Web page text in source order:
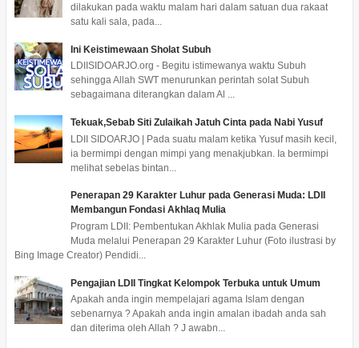
dilakukan pada waktu malam hari dalam satuan dua rakaat
satu kali sala, pada...
Ini Keistimewaan Sholat Subuh
LDIISIDOARJO.org - Begitu istimewanya waktu Subuh
sehingga Allah SWT menurunkan perintah solat Subuh
sebagaimana diterangkan dalam Al ...
Tekuak,Sebab Siti Zulaikah Jatuh Cinta pada Nabi Yusuf
LDII SIDOARJO | Pada suatu malam ketika Yusuf masih kecil,
ia bermimpi dengan mimpi yang menakjubkan. Ia bermimpi
melihat sebelas bintan...
Penerapan 29 Karakter Luhur pada Generasi Muda: LDII
Membangun Fondasi Akhlaq Mulia
Program LDII: Pembentukan Akhlak Mulia pada Generasi
Muda melalui Penerapan 29 Karakter Luhur (Foto ilustrasi by
Bing Image Creator) Pendidi...
Pengajian LDII Tingkat Kelompok Terbuka untuk Umum
Apakah anda ingin mempelajari agama Islam dengan
sebenarnya ? Apakah anda ingin amalan ibadah anda sah
dan diterima oleh Allah ? J awabn...